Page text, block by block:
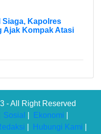
Siaga, Kapolres
Ajak Kompak Atasi
- All Right Reserved
Sosial Ekonomi
Hubungi Kami